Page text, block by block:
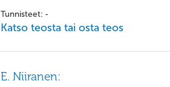
Tunnisteet: -
Katso teosta tai osta teos
E. Niiranen: